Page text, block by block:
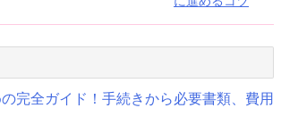
完全ガイド！手続きから必要書類、費用